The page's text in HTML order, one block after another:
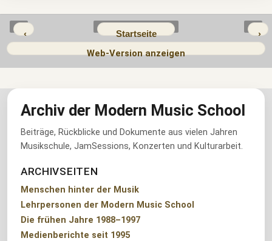
‹ ›
Startseite
Web-Version anzeigen
Archiv der Modern Music School
Beiträge, Rückblicke und Dokumente aus vielen Jahren
Musikschule, JamSessions, Konzerten und Kulturarbeit.
ARCHIVSEITEN
Menschen hinter der Musik
Lehrpersonen der Modern Music School
Die frühen Jahre 1988–1997
Medienberichte seit 1995